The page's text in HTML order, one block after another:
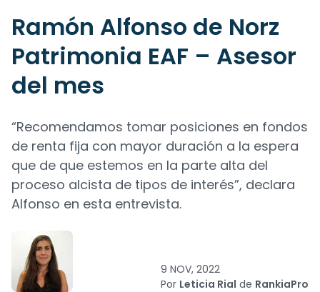
Ramón Alfonso de Norz
Patrimonia EAF – Asesor
del mes
“Recomendamos tomar posiciones en fondos
de renta fija con mayor duración a la espera
que de que estemos en la parte alta del
proceso alcista de tipos de interés”, declara
Alfonso en esta entrevista.
9 NOV, 2022
Por Leticia Rial de RankiaPro